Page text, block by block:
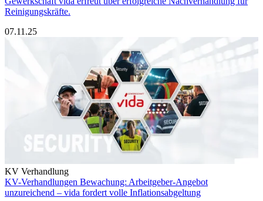
Reinigungskräfte.
07.11.25
KV Verhandlung
KV-Verhandlungen Bewachung: Arbeitgeber-Angebot
unzureichend – vida fordert volle Inflationsabgeltung